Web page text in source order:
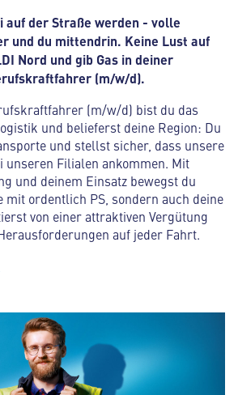
auf der Straße werden - volle
und du mittendrin. Keine Lust auf
Nord und gib Gas in deiner
(m/w/d).
(m/w/d) bist du das
und belieferst deine Region: Du
und stellst sicher, dass unsere
unseren Filialen ankommen. Mit
und deinem Einsatz bewegst du
mit ordentlich PS, sondern auch deine
von einer attraktiven Vergütung
auf jeder Fahrt.